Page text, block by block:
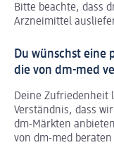
Bitte beachte, dass
Arzneimittel
Du wünschst eine
die von dm-med
Deine Zufriedenheit
Verständnis, dass
dm-Märkten
von dm-med